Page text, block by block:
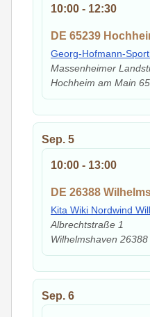
10:00 - 12:30
DE 65239
Georg-Hofmann-
Massenheimer
Hochheim am Main
Sep. 5
10:00 - 13:00
DE 26388
Kita Wiki Nordwind
Albrechtstraße 1
Wilhelmshaven 26388
Sep. 6